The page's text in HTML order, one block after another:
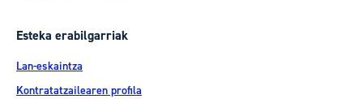
Esteka erabilgarriak
Lan-eskaintza
Kontratatzailearen profila